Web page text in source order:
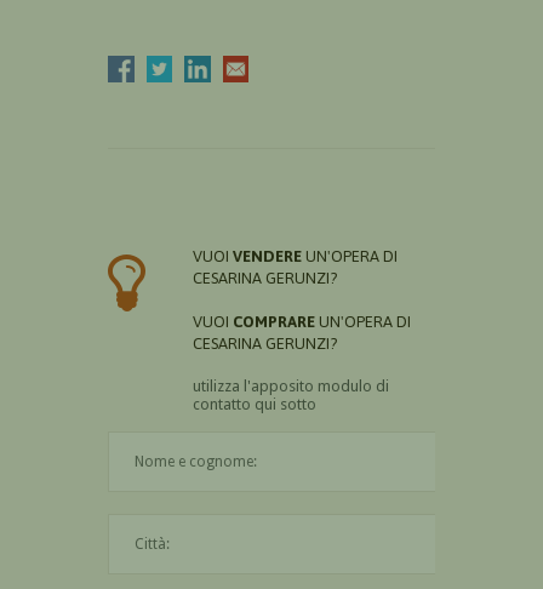
VUOI VENDERE UN'OPERA DI
CESARINA GERUNZI?
VUOI COMPRARE UN'OPERA DI
CESARINA GERUNZI?
utilizza l'apposito modulo di
contatto qui sotto